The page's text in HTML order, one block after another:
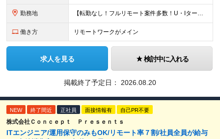
勤務地 【転勤なし！フルリモート案件多数！U・Iターン歓迎】 一都三県を中心に豊富な案件を保有しております！ 東京・愛知・大阪・広島・福岡・新潟の 各プロジェクト先または自社拠点 ※勤務地は希望を考慮します
働き方 リモートワークがメイン
求人を見る 検討中に入れる
掲載終了予定日： 2026.08.20
NEW 終了間近 正社員 面接情報有 自己PR不要
株式会社Ｃｏｎｃｅｐｔ Ｐｒｅｓｅｎｔｓ
ITエンジニア/運用保守のみもOK/リモート率７割/社員全員が給与